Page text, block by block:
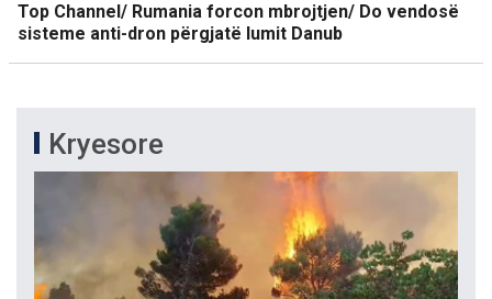
Top Channel/ Rumania forcon mbrojtjen/ Do vendosë
sisteme anti-dron përgjatë lumit Danub
Kryesore